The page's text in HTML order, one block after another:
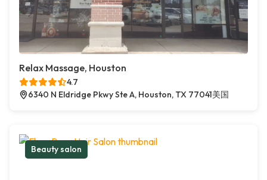
Relax Massage, Houston
4.7
6340 N Eldridge Pkwy Ste A, Houston, TX 77041美国
Beauty salon